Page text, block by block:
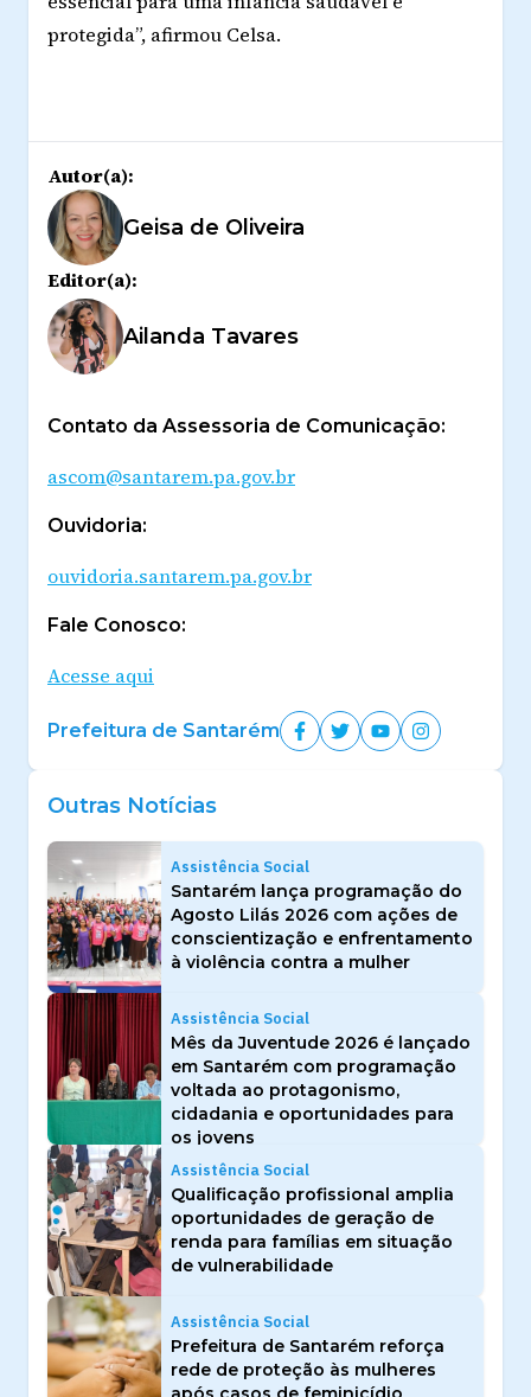
protegida”, afirmou Celsa.
Autor(a):
Geisa de Oliveira
Editor(a):
Ailanda Tavares
Contato da Assessoria de Comunicação:
ascom@santarem.pa.gov.br
Ouvidoria:
ouvidoria.santarem.pa.gov.br
Fale Conosco:
Acesse aqui
Prefeitura de Santarém
Outras Notícias
Assistência Social
Santarém lança programação do
Agosto Lilás 2026 com ações de
conscientização e enfrentamento
à violência contra a mulher
Assistência Social
Mês da Juventude 2026 é lançado
em Santarém com programação
voltada ao protagonismo,
cidadania e oportunidades para
os jovens
Assistência Social
Qualificação profissional amplia
oportunidades de geração de
renda para famílias em situação
de vulnerabilidade
Assistência Social
Prefeitura de Santarém reforça
rede de proteção às mulheres